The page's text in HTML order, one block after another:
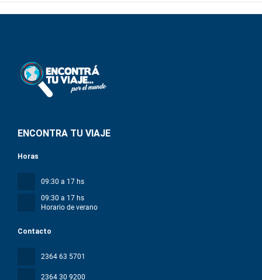
ENCONTRA TU VIAJE
Contacto
2364 63 5701
2364 30 9200
Horas
09:30 a 17 hs
09:30 a 17 hs
Horario de verano